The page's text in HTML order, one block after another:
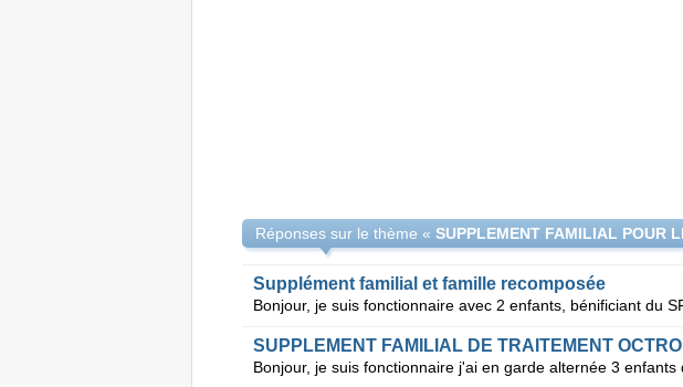
Réponses sur le thème «
Supplément familial et famille recomposée
SUPPLEMENT FAMILIAL DE TRAITEMENT OCTROI